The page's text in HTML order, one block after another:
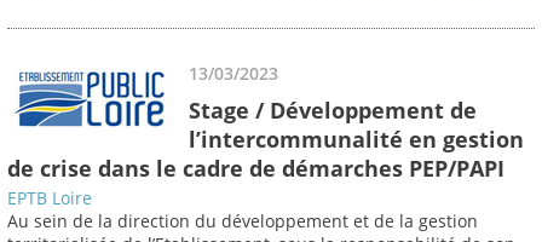
13/03/2023
Stage / Développement de
l’intercommunalité en gestion
de crise dans le cadre de démarches PEP/PAPI
EPTB Loire
Au sein de la direction du développement et de la gestion